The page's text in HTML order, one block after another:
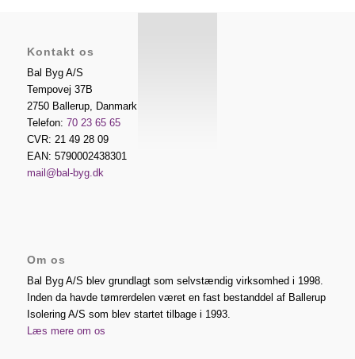
Kontakt os
Bal Byg A/S
Tempovej 37B
2750 Ballerup, Danmark
Telefon: 70 23 65 65
CVR: 21 49 28 09
EAN: 5790002438301
mail@bal-byg.dk
Om os
Bal Byg A/S blev grundlagt som selvstændig virksomhed i 1998.
Inden da havde tømrerdelen været en fast bestanddel af Ballerup
Isolering A/S som blev startet tilbage i 1993.
Læs mere om os